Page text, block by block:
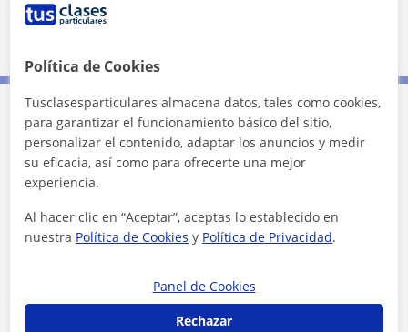
Contacta con Jose Antonio
Tarifa
1ª clase gratis
Política de Cookies
Tusclasesparticulares almacena datos, tales como cookies,
para garantizar el funcionamiento básico del sitio,
personalizar el contenido, adaptar los anuncios y medir
su eficacia, así como para ofrecerte una mejor
experiencia.
Al hacer clic en “Aceptar”, aceptas lo establecido en
nuestra Política de Cookies y Política de Privacidad.
Panel de Cookies
Rechazar